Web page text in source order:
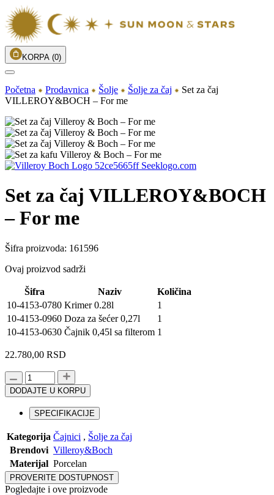
KORPA (0)
Početna Prodavnica Šolje Šolje za čaj
Set za čaj
VILLEROY&BOCH – For me
Set za čaj VILLEROY&BOCH
– For me
Šifra proizvoda: 161596
Ovaj proizvod sadrži
Šifra Naziv
Količina
10-4153-0780 Krimer 0.28l
1
10-4153-0960 Doza za šećer 0,27l
1
10-4153-0630 Čajnik 0,45l sa filterom 1
22.780,00 RSD
Set
za
čaj
VILLEROY&BOCH
me
količina
DODAJTE U KORPU
SPECIFIKACIJE
Kategorija Čajnici , Šolje za čaj
Brendovi Villeroy&Boch
Materijal Porcelan
PROVERITE DOSTUPNOST
Pogledajte i ove proizvode